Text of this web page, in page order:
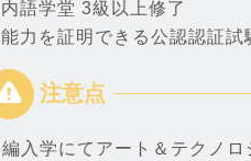
語学堂 3級以上修了
力を証明できる公認認証
入学にてアート＆テクノ